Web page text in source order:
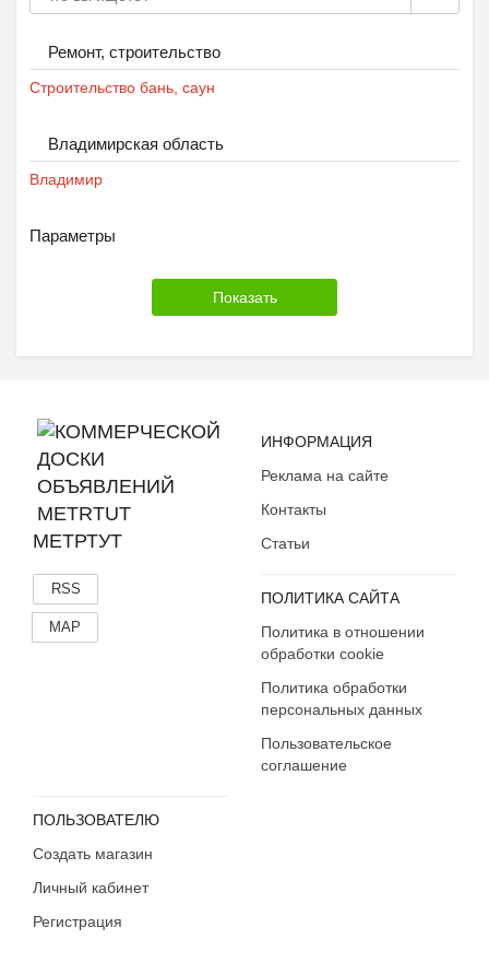
Ремонт, строительство
Строительство бань, саун
Владимирская область
Владимир
Параметры
МЕТРТУТ
RSS
MAP
ИНФОРМАЦИЯ
Реклама на сайте
Контакты
Статьи
ПОЛИТИКА САЙТА
Политика в отношении
обработки cookie
Политика обработки
персональных данных
Пользовательское
соглашение
ПОЛЬЗОВАТЕЛЮ
Создать магазин
Личный кабинет
Регистрация